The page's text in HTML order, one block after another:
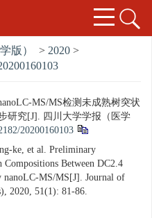
版） > 2020 >
MS/MS检测未成熟树突状
研究[J]. 四川大学学报（医学
20200160103
ke, et al. Preliminary
Between DC2.4
nanoLC-MS/MS[J]. Journal of
2020, 51(1): 81-86.